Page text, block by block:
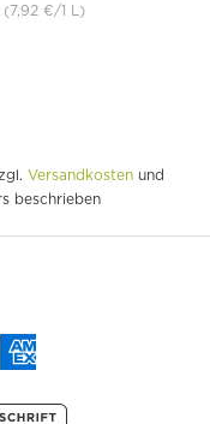
(7,92 €/1 L)
Versandkosten und
beschrieben